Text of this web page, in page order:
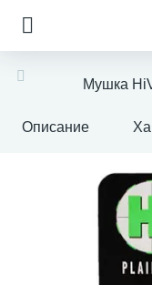
Мушка
Описание